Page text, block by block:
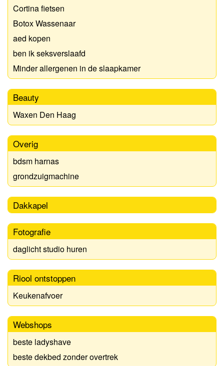
Cortina fietsen
Botox Wassenaar
aed kopen
ben ik seksverslaafd
Minder allergenen in de slaapkamer
Beauty
Waxen Den Haag
Overig
bdsm harnas
grondzuigmachine
Dakkapel
Fotografie
daglicht studio huren
Riool ontstoppen
Keukenafvoer
Webshops
beste ladyshave
beste dekbed zonder overtrek